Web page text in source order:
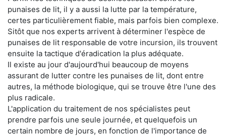
punaises de lit, il y a aussi la lutte par la température,
certes particulièrement fiable, mais parfois bien complexe.
Sitôt que nos experts arrivent à déterminer l'espèce de
punaises de lit responsable de votre incursion, ils trouvent
ensuite la tactique d'éradication la plus adéquate.
Il existe au jour d'aujourd'hui beaucoup de moyens
assurant de lutter contre les punaises de lit, dont entre
autres, la méthode biologique, qui se trouve être l'une des
plus radicale.
L'application du traitement de nos spécialistes peut
prendre parfois une seule journée, et quelquefois un
certain nombre de jours, en fonction de l'importance de